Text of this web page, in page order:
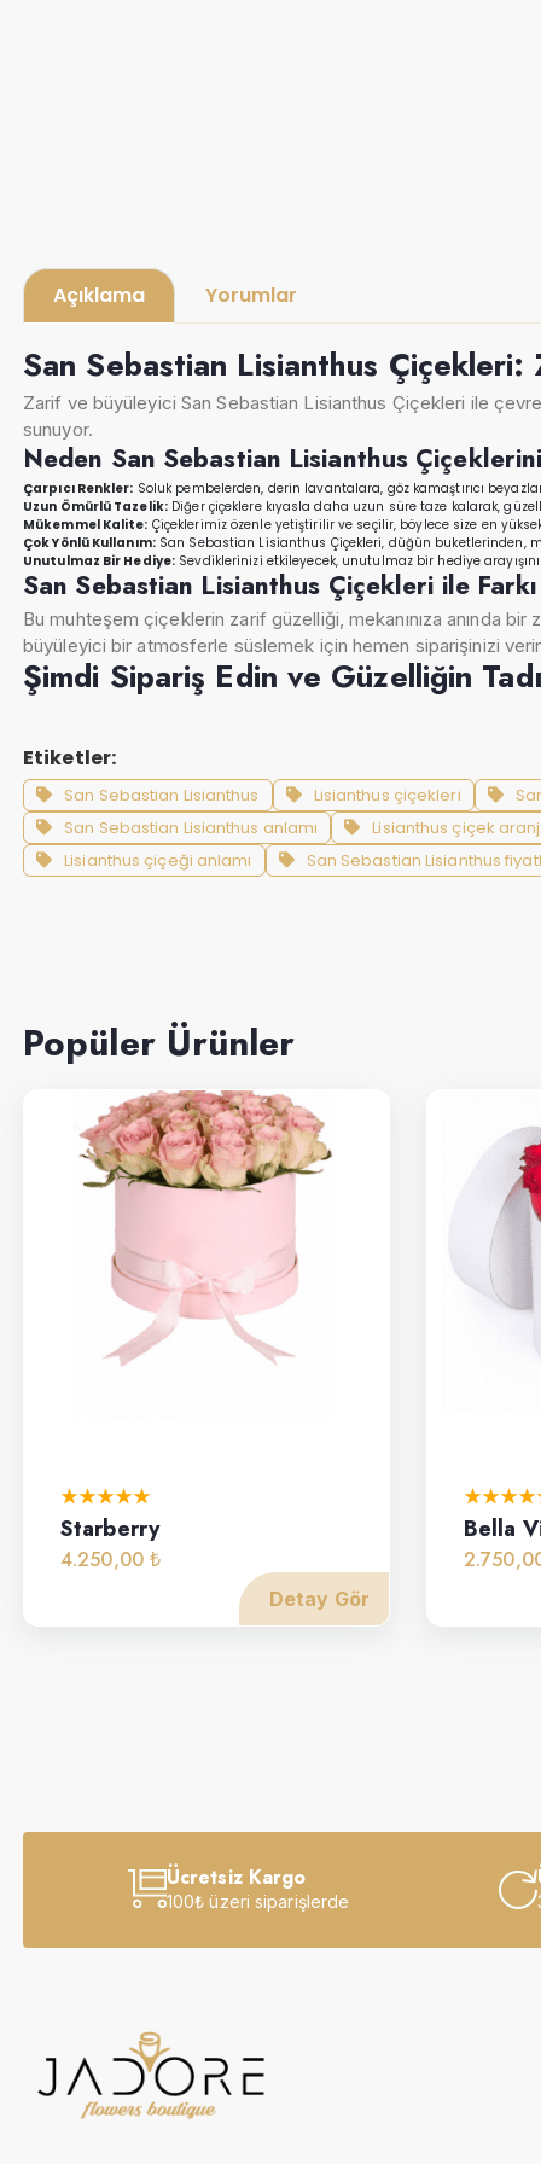
Açıklama Yorumlar
San Sebastian Lisianthus
Zarif ve büyüleyici San Sebastian Lisianthus Çiçekleri ile
sunuyor.
Neden San Sebastian Lisianthus
Çarpıcı Renkler: Soluk pembelerden, derin lavantalara, göz kamaştırıcı
Uzun Ömürlü Tazelik: Diğer çiçeklere kıyasla daha uzun süre taze kalarak,
Mükemmel Kalite: Çiçeklerimiz özenle yetiştirilir ve seçilir, böylece size en
Çok Yönlü Kullanım:San Sebastian Lisianthus Çiçekleri, düğün buketlerinden,
Unutulmaz Bir Hediye: Sevdiklerinizi etkileyecek, unutulmaz bir hediye
San Sebastian Lisianthus Çiçekleri ile
Bu muhteşem çiçeklerin zarif güzelliği, mekanınıza anında bir
büyüleyici bir atmosferle süslemek için hemen siparişinizi
Şimdi Sipariş Edin ve Güzelliğin
Etiketler:
San Sebastian Lisianthus Lisianthus çiçekleri
San Sebastian Lisianthus anlamı
Lisianthus çiçek
Lisianthus çiçeği anlamı
San Sebastian Lisianthus
Popüler Ürünler
Starberry
4.250,00 ₺
Detay Gör
Bella
Ücretsiz Kargo
100₺ üzeri siparişlerde